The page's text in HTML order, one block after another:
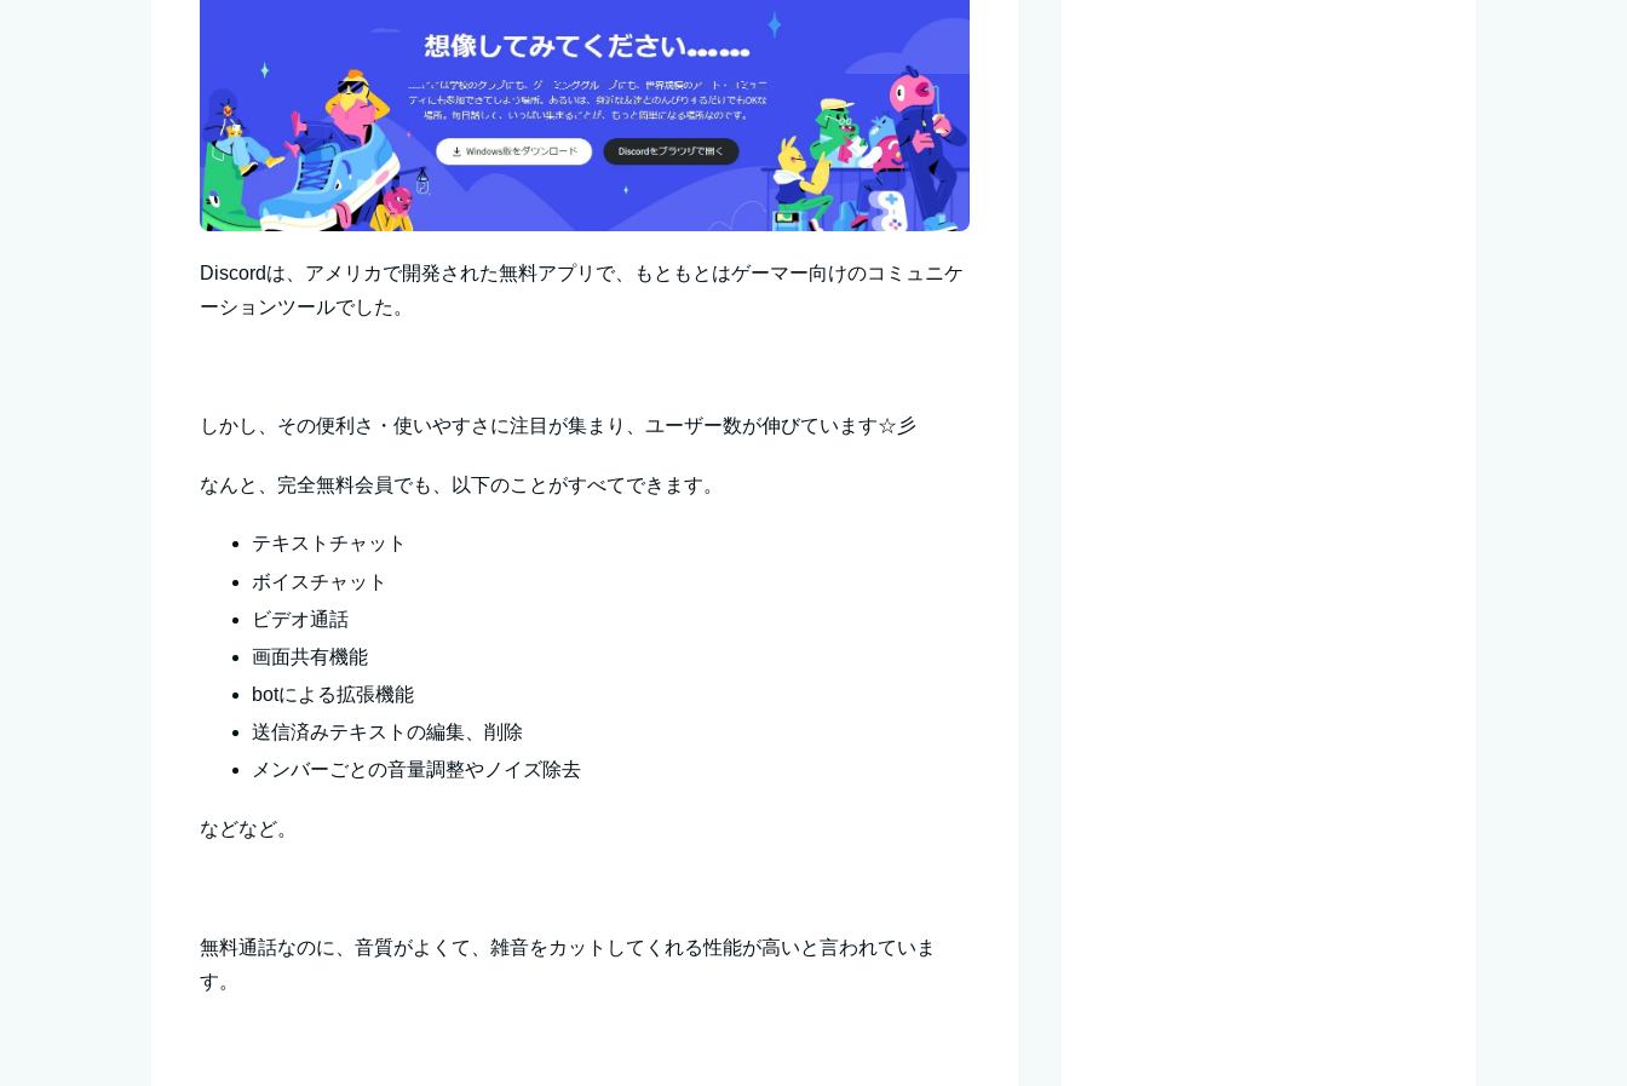
Discordは、アメリカで開発された無料アプリで、もともとはゲーマー向けのコミュニケ
ーションツールでした。
しかし、その便利さ・使いやすさに注目が集まり、ユーザー数が伸びています☆彡
なんと、完全無料会員でも、以下のことがすべてできます。
テキストチャット
ボイスチャット
ビデオ通話
画面共有機能
botによる拡張機能
送信済みテキストの編集、削除
メンバーごとの音量調整やノイズ除去
などなど。
無料通話なのに、音質がよくて、雑音をカットしてくれる性能が高いと言われていま
す。